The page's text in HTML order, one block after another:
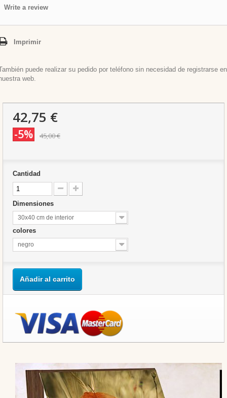
Write a review
Imprimir
puede realizar su pedido por teléfono sin necesidad de registrarse en
web.
42,75 €
-5% 45,00 €
Cantidad
Dimensiones
30x40 cm de interior
colores
negro
Añadir al carrito